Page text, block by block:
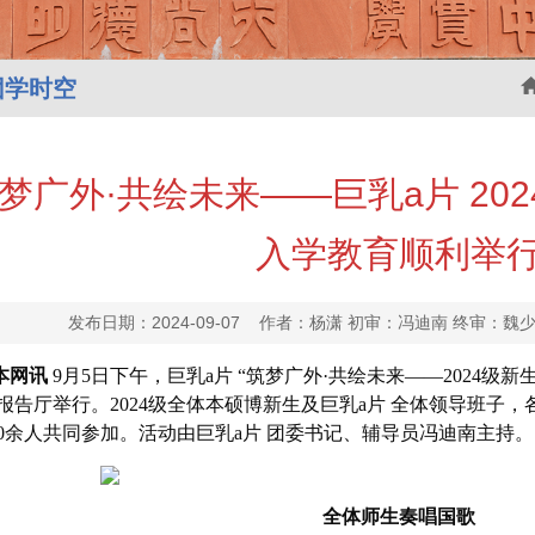
学时空
广外·共绘未来——巨乳a片
入学教育顺利举
发布日期：2024-09-07 作者：杨潇 初审：冯迪南 终审：
网讯 9月5日下午，巨乳a片 “筑梦广外·共绘未来——2024级新
告厅举行。2024级全体本硕博新生及巨乳a片 全体领导班子
余人共同参加。活动由巨乳a片 团委书记、辅导员冯迪南主持。
全体师生奏唱国歌